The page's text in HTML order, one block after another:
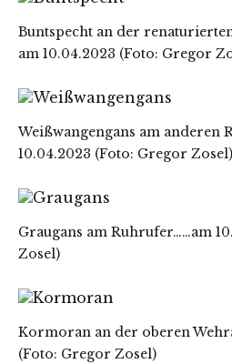
Buntspecht an der
am 10.04.2023 (Foto: Gregor
Weißwangengans am anderen
10.04.2023 (Foto: Gregor Zosel)
Graugans am Ruhrufer……am
Zosel)
Kormoran an der oberen
(Foto: Gregor Zosel)